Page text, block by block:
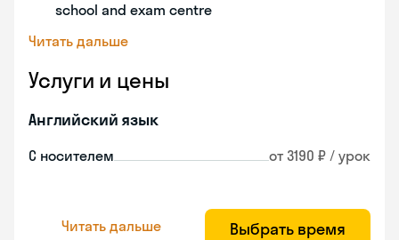
school and exam centre
Читать дальше
Услуги и цены
Английский язык
С носителем от 3190 ₽ / урок
Читать дальше Выбрать время